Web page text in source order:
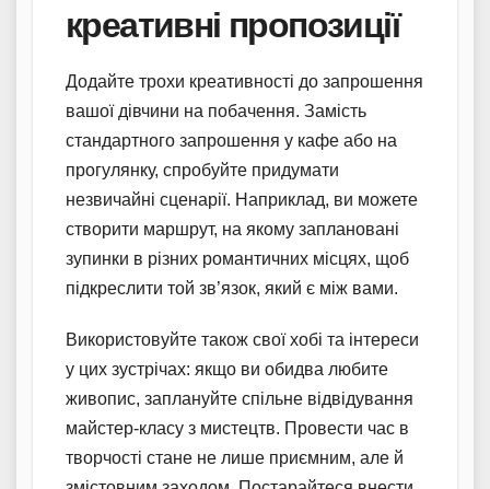
креативні пропозиції
Додайте трохи креативності до запрошення
вашої дівчини на побачення. Замість
стандартного запрошення у кафе або на
прогулянку, спробуйте придумати
незвичайні сценарії. Наприклад, ви можете
створити маршрут, на якому заплановані
зупинки в різних романтичних місцях, щоб
підкреслити той зв’язок, який є між вами.
Використовуйте також свої хобі та інтереси
у цих зустрічах: якщо ви обидва любите
живопис, заплануйте спільне відвідування
майстер-класу з мистецтв. Провести час в
творчості стане не лише приємним, але й